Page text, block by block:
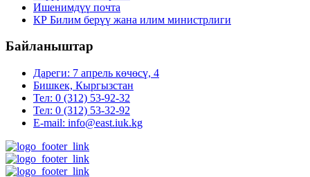
Ишенимдүү почта
КР Билим берүү жана илим министрлиги
Байланыштар
Дареги: 7 апрель көчөсү, 4
Бишкек, Кыргызстан
Тел: 0 (312) 53-92-32
Тел: 0 (312) 53-32-92
E-mail: info@east.iuk.kg